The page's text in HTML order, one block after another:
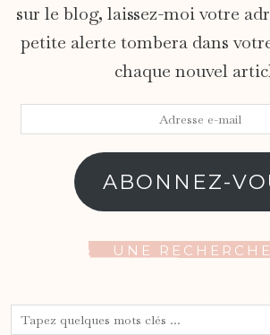
sur le blog, laissez-moi votre
petite alerte tombera dans
chaque nouvel
ABONNEZ-
UNE